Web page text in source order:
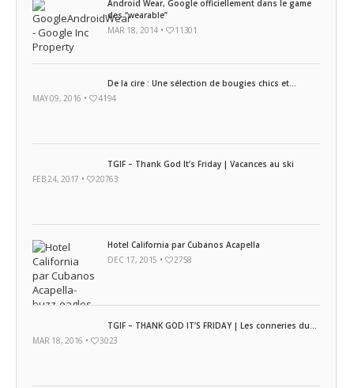
Android Wear, Google officiellement dans le game
des “wearable”
MAR 18, 2014 •
11301
De la cire : Une sélection de bougies chics et...
MAY 09, 2016 •
4194
TGIF – Thank God It’s Friday | Vacances au ski
FEB 24, 2017 •
20763
Hotel California par Cubanos Acapella
DEC 17, 2015 •
2758
TGIF – THANK GOD IT’S FRIDAY | Les conneries du...
MAR 18, 2016 •
3023